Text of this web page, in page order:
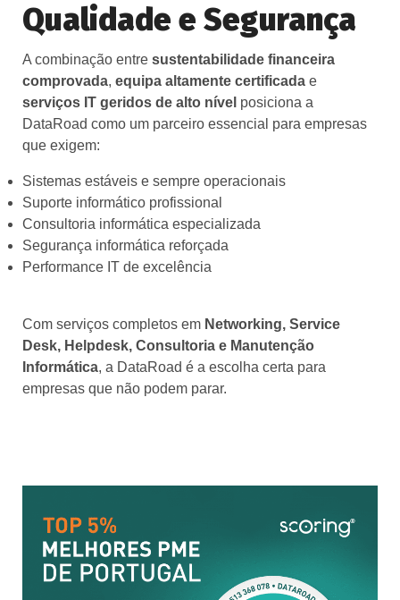
Qualidade e Segurança
A combinação entre sustentabilidade financeira
comprovada, equipa altamente certificada e
serviços IT geridos de alto nível posiciona a
DataRoad como um parceiro essencial para empresas
que exigem:
Sistemas estáveis e sempre operacionais
Suporte informático profissional
Consultoria informática especializada
Segurança informática reforçada
Performance IT de excelência
Com serviços completos em Networking, Service
Desk, Helpdesk, Consultoria e Manutenção
Informática, a DataRoad é a escolha certa para
empresas que não podem parar.